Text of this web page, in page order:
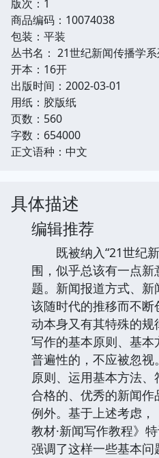
版次：1
商品编码：10074038
包装：平装
丛书名： 21世纪新闻传播学
开本：16开
出版时间：2002-03-01
用纸：胶版纸
页数：560
字数：654000
正文语种：中文
具体描述
编辑推荐
既被纳入“21世纪新
围，似乎总该有一点
题。新闻报道方式、
该随时代的推移而不
动本身又有其特殊的
写作的基本原则、基
普遍性的，不应被忽
原则、运用基本方法
合格的、优秀的新闻
例外。基于上述考虑
教材·新闻写作教程》
强调了这样一些基本问